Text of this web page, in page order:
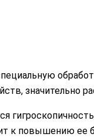
значительно
к повышению ее